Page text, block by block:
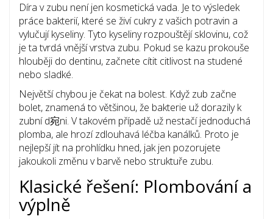
Díra v zubu není jen kosmetická vada. Je to výsledek
práce bakterií, které se živí cukry z vašich potravin a
vylučují kyseliny. Tyto kyseliny rozpouštějísklovinu, což
je ta tvrdá vnější vrstva zubu. Pokud se kazu prokouše
hlouběji do dentinu, začnete cítit citlivost na studené
nebo sladké.
Největší chybou je čekat na bolest. Když zub začne
bolet, znamená to většinou, že bakterie už dorazily k
zubní d宛ni. V takovém případě už nestačí jednoduchá
plomba, ale hrozí zdlouhavá léčba kanálků. Proto je
nejlepší jít na prohlídku hned, jak jen pozorujete
jakoukoli změnu v barvě nebo struktuře zubu.
Klasické řešení: Plombování a
výplně